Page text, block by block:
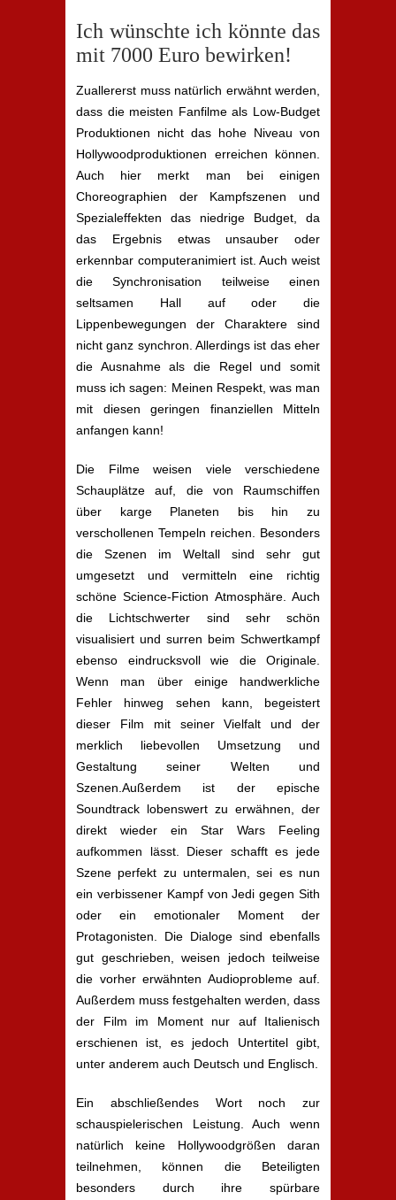
Ich wünschte ich könnte das
mit 7000 Euro bewirken!
Zuallererst muss natürlich erwähnt werden,
dass die meisten Fanfilme als Low-Budget
Produktionen nicht das hohe Niveau von
Hollywoodproduktionen erreichen können.
Auch hier merkt man bei einigen
Choreographien der Kampfszenen und
Spezialeffekten das niedrige Budget, da
das Ergebnis etwas unsauber oder
erkennbar computeranimiert ist. Auch weist
die Synchronisation teilweise einen
seltsamen Hall auf oder die
Lippenbewegungen der Charaktere sind
nicht ganz synchron. Allerdings ist das eher
die Ausnahme als die Regel und somit
muss ich sagen: Meinen Respekt, was man
mit diesen geringen finanziellen Mitteln
anfangen kann!
Die Filme weisen viele verschiedene
Schauplätze auf, die von Raumschiffen
über karge Planeten bis hin zu
verschollenen Tempeln reichen. Besonders
die Szenen im Weltall sind sehr gut
umgesetzt und vermitteln eine richtig
schöne Science-Fiction Atmosphäre. Auch
die Lichtschwerter sind sehr schön
visualisiert und surren beim Schwertkampf
ebenso eindrucksvoll wie die Originale.
Wenn man über einige handwerkliche
Fehler hinweg sehen kann, begeistert
dieser Film mit seiner Vielfalt und der
merklich liebevollen Umsetzung und
Gestaltung seiner Welten und
Szenen.Außerdem ist der epische
Soundtrack lobenswert zu erwähnen, der
direkt wieder ein Star Wars Feeling
aufkommen lässt. Dieser schafft es jede
Szene perfekt zu untermalen, sei es nun
ein verbissener Kampf von Jedi gegen Sith
oder ein emotionaler Moment der
Protagonisten. Die Dialoge sind ebenfalls
gut geschrieben, weisen jedoch teilweise
die vorher erwähnten Audioprobleme auf.
Außerdem muss festgehalten werden, dass
der Film im Moment nur auf Italienisch
erschienen ist, es jedoch Untertitel gibt,
unter anderem auch Deutsch und Englisch.
Ein abschließendes Wort noch zur
schauspielerischen Leistung. Auch wenn
natürlich keine Hollywoodgrößen daran
teilnehmen, können die Beteiligten
besonders durch ihre spürbare